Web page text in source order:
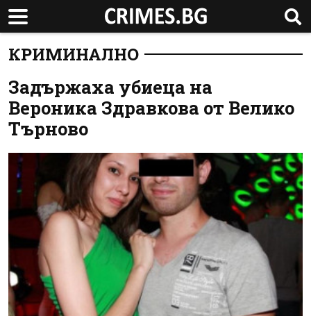
КРИМИНАЛНО
Задържаха убиеца на
Вероника Здравкова от Велико
Търново